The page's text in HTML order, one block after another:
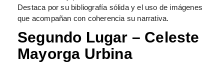
Destaca por su bibliografía sólida y el uso de imágenes
que acompañan con coherencia su narrativa.
Segundo Lugar – Celeste
Mayorga Urbina